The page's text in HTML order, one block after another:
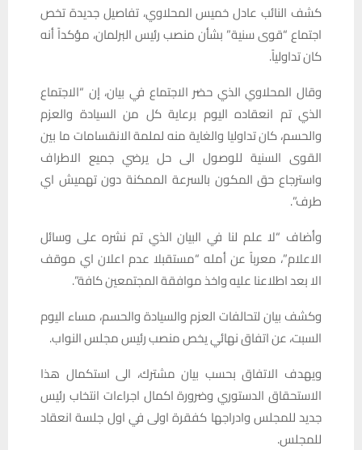
كشف النائب عادلخميسالمحلاوي، تفاصيلجديدةتخص
اجتماع“قوىسنية” بشأنمنصبرئيسالبرلمان، مؤكداًأنه
كانتداولياً.
وقال المحلاوي الذي حضر الاجتماع في بيان، إن “الاجتماع
الذي تم انعقاده اليوم برعاية كل من السيادة والعزم
والحسم، كان تداوليا والغاية منه لملمة الانقسامات ما بين
القوى السنية للوصول الى حل يرضي جميع الاطراف
واسترجاع حق المكون بالسرعة الممكنة دون تهميش اي
طرف”.
وأضاف “لا علم لنا في البيان الذي تم نشره على وسائل
الاعلام”، معرباً عن أمله “مستقبلا عدم اعلان اي موقف
الا بعد اطلاعنا عليه واخذ موافقة المجتمعين كافة”.
وكشف بيان لتحالفات العزم والسيادة والحسم، مساء اليوم
السبت، عن اتفاق نهائي يخص منصب رئيس مجلس النواب.
ويهدف الاتفاق بحسب بيان مشترك، الى استكمال هذا
الاستحقاق الدستوري وضرورة اكمال اجراءات انتخاب رئيس
جديد للمجلس وادراجها كفقرة اولى في اول جلسة انعقاد
للمجلس.